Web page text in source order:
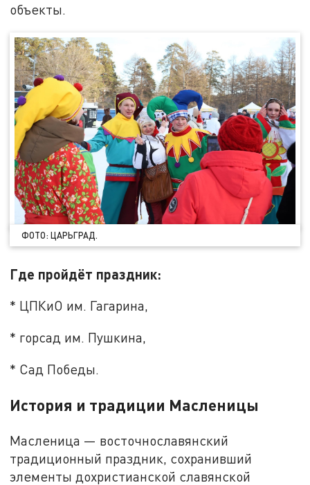
объекты.
ФОТО: ЦАРЬГРАД.
Где пройдёт праздник:
* ЦПКиО им. Гагарина,
* горсад им. Пушкина,
* Сад Победы.
История и традиции Масленицы
Масленица — восточнославянский
традиционный праздник, сохранивший
элементы дохристианской славянской